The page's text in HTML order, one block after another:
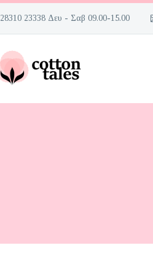
28310 23338 Δευ - Σαβ 09.00-15.00